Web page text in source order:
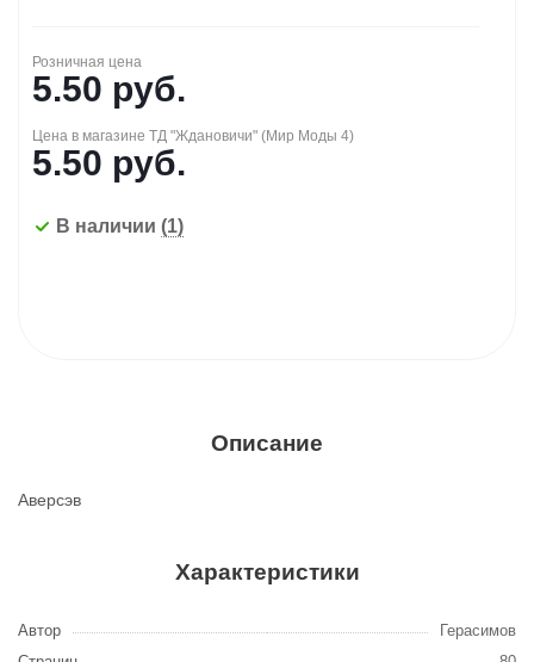
Розничная цена
5.50 руб.
Цена в магазине ТД "Ждановичи" (Мир Моды 4)
5.50 руб.
В наличии (1)
Описание
Аверсэв
Характеристики
Автор
Герасимов